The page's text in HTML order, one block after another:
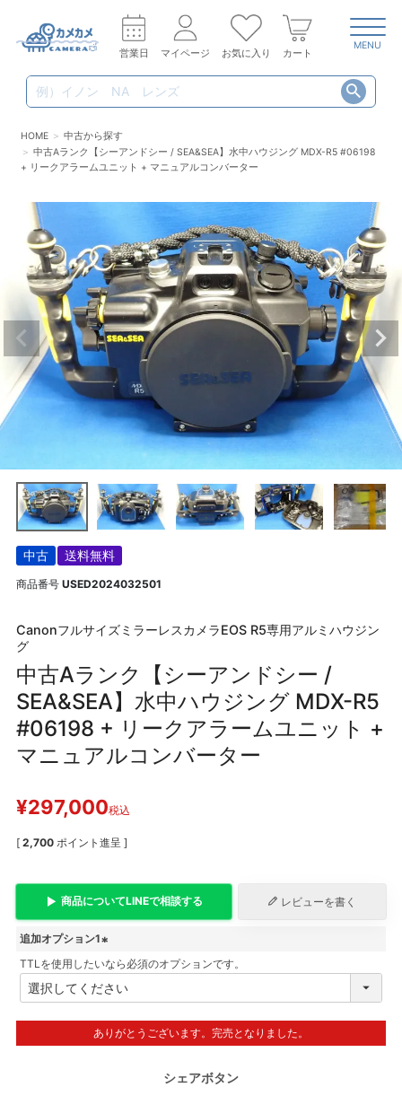
営業日 マイページ お気に入り カート
MENU
HOME
中古から探す
中古Aランク【シーアンドシー / SEA&SEA】水中ハウジング MDX-R5 #06198
+ リークアラームユニット + マニュアルコンバーター
中古 送料無料
商品番号 USED2024032501
CanonフルサイズミラーレスカメラEOS R5専用アルミハウジン
グ
中古Aランク【シーアンドシー /
SEA&SEA】水中ハウジング MDX-R5
#06198 + リークアラームユニット +
マニュアルコンバーター
¥297,000税込
[ 2,700 ポイント進呈 ]
商品についてLINEで相談する レビューを書く
追加オプション1
(
必
須
)
TTLを使用したいなら必須のオプションです。
ありがとうございます。完売となりました。
シェアボタン